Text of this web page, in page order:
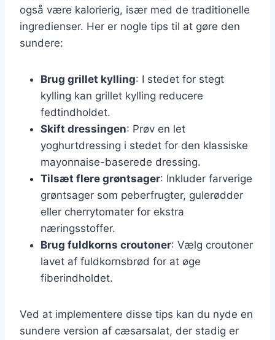
også være kalorierig, især med de traditionelle
ingredienser. Her er nogle tips til at gøre den
sundere:
Brug grillet kylling: I stedet for stegt
kylling kan grillet kylling reducere
fedtindholdet.
Skift dressingen: Prøv en let
yoghurtdressing i stedet for den klassiske
mayonnaise-baserede dressing.
Tilsæt flere grøntsager: Inkluder farverige
grøntsager som peberfrugter, gulerødder
eller cherrytomater for ekstra
næringsstoffer.
Brug fuldkorns croutoner: Vælg croutoner
lavet af fuldkornsbrød for at øge
fiberindholdet.
Ved at implementere disse tips kan du nyde en
sundere version af cæsarsalat, der stadig er